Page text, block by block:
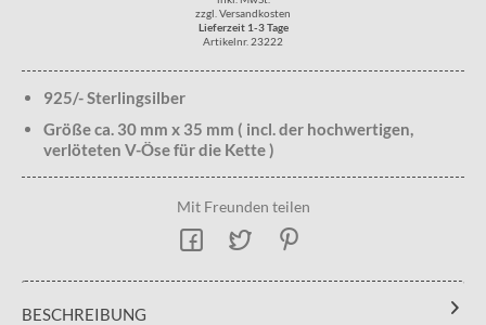
zzgl. Versandkosten
Lieferzeit 1-3 Tage
Artikelnr. 23222
925/- Sterlingsilber
Größe ca. 30 mm x 35 mm ( incl. der hochwertigen,
verlöteten V-Öse für die Kette )
Mit Freunden teilen
BESCHREIBUNG